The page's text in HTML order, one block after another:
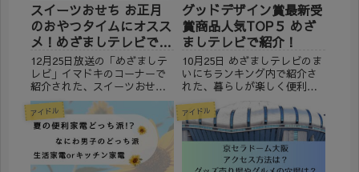
スイーツおせち お正月
のおやつタイムにオスス
メ！めざましテレビで紹
介
12月25日放送の「めざましテ
レビ」イマドキのコーナーで
紹介された、スイーツおせち
について調べてみました。 も
うすぐお正月！お正月と言え
ばおせちですが、今注目され
ているのが、スイーツのおせ
ち！ まるでおせちのようなス
イーツが人気なんです。 ...
グッドデザイン賞最新受
賞商品人気TOP５ めざ
ましテレビで紹介！
10月25日 めざましテレビのま
いにちランキング内で紹介さ
れた、暮らしが楽しく便利に
グッドデザイン賞最新受賞商
品人気TOP５に選ばれた商品
の詳細をお知らせします。
※2023年10月26日現在の情報
です。 人気5位 エレコム
REFLOK...
アイドル アイドル